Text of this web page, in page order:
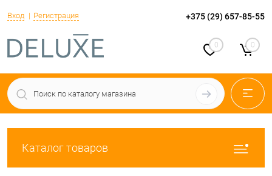
Вход Регистрация +375 (29) 657-85-55
0 0
Каталог товаров